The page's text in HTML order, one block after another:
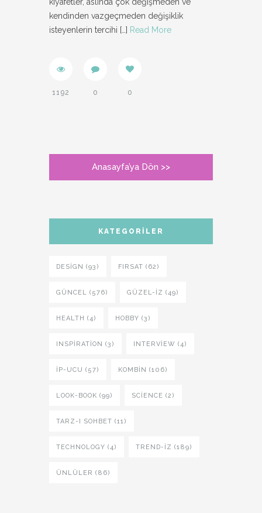
kendinden vazgeçmeden değişiklik
isteyenlerin tercihi […] Read More
1192 0 0
Anasayfa’ya Dön >>
KATEGORILER
DESIGN (93) FIRSAT (62)
GÜNCEL (576) GÜZEL-IZ (49)
HEALTH (4) HOBBY (3)
INSPIRATION (3) INTERVIEW (4)
İP-UCU (57) KOMBIN (106)
LOOK-BOOK (99) SCIENCE (2)
TARZ-I SOHBET (11)
TECHNOLOGY (4) TREND-IZ (189)
ÜNLÜLER (86)